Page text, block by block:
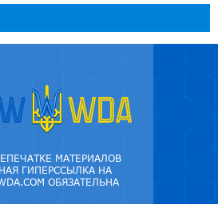
МАТЕРИАЛОВ
ГИПЕРССЫЛКА НА
ОБЯЗАТЕЛЬНА